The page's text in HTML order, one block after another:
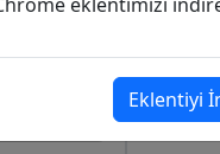
Eklentiyi